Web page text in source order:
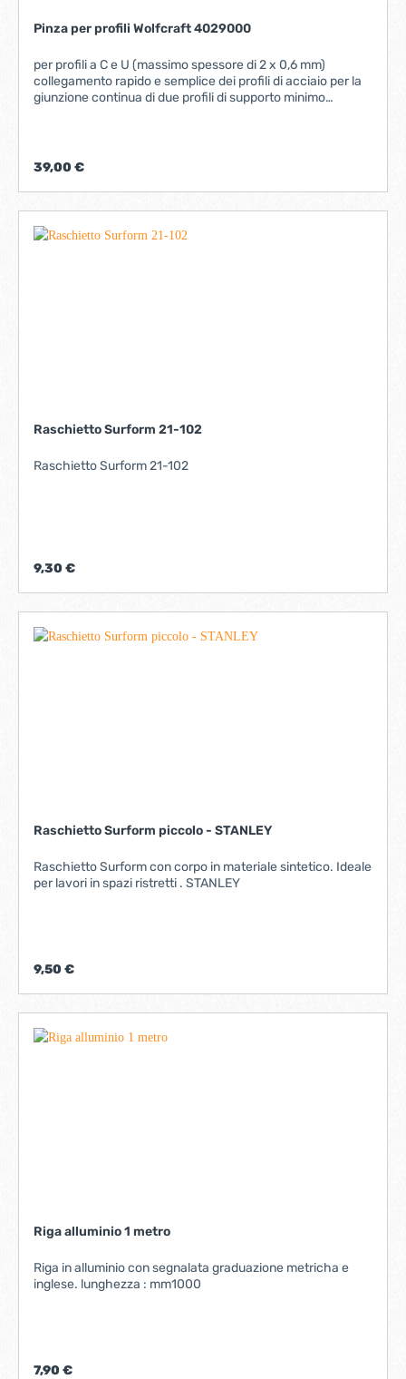
Pinza per profili Wolfcraft 4029000
per profili a C e U (massimo spessore di 2 x 0,6 mm)
collegamento rapido e semplice dei profili di acciaio per la
giunzione continua di due profili di supporto minimo
39,00 €
Raschietto Surform 21-102
Raschietto Surform 21-102
9,30 €
Raschietto Surform piccolo - STANLEY
Raschietto Surform con corpo in materiale sintetico. Ideale
per lavori in spazi ristretti . STANLEY
9,50 €
Riga alluminio 1 metro
Riga in alluminio con segnalata graduazione metricha e
inglese. lunghezza : mm1000
7,90 €